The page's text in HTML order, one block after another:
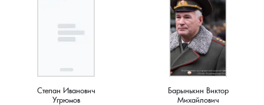
Степан Иванович
Угрюмов
Барынькин Виктор
Михайлович
Назарово, деревня